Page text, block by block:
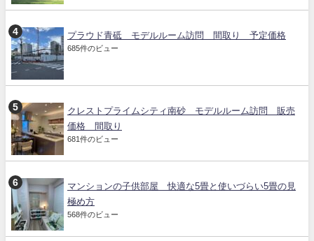
プラウド青砥 モデルルーム訪問 間取り 予定価格
685件のビュー
クレストプライムシティ南砂 モデルルーム訪問 販売
価格 間取り
681件のビュー
マンションの子供部屋 快適な5畳と使いづらい5畳の見
極め方
568件のビュー